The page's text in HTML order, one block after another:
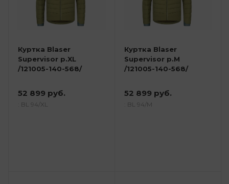
Куртка Blaser
Supervisor р.XL
/121005-140-568/
52 899 руб.
: BL 94/XL
Куртка Blaser
Supervisor р.M
/121005-140-568/
52 899 руб.
: BL 94/M